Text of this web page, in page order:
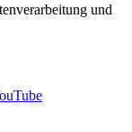
und